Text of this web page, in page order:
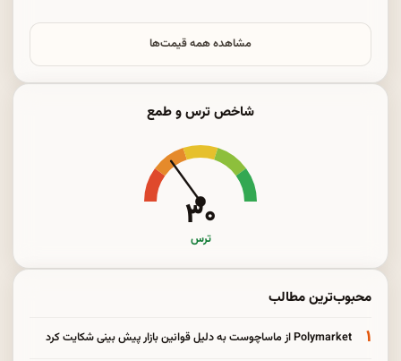
مشاهده همه قیمت‌ها
شاخص ترس و طمع
۳۰
ترس
محبوب‌ترین مطالب
۱ Polymarket از ماساچوست به دلیل قوانین بازار پیش بینی شکایت کرد